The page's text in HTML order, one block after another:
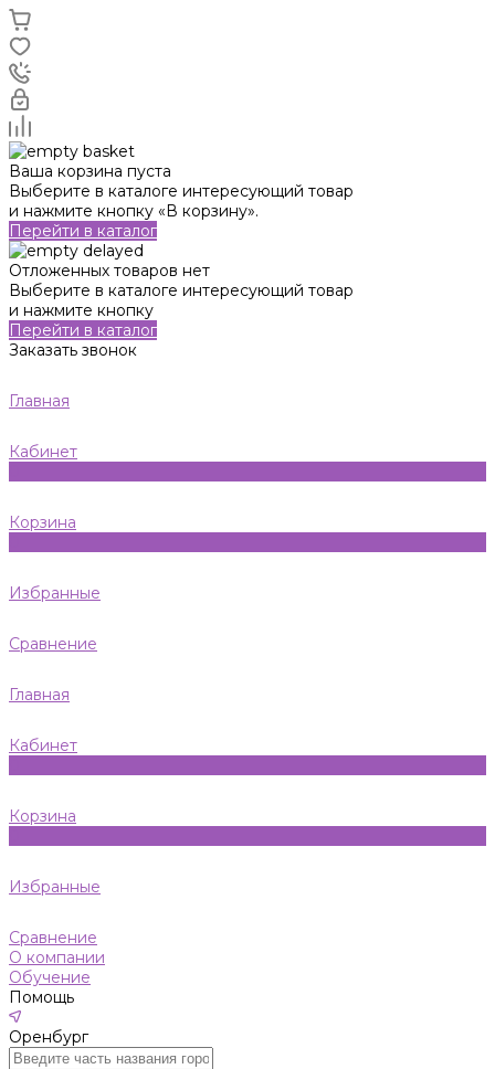
Ваша корзина пуста
Выберите в каталоге интересующий товар
и нажмите кнопку «В корзину».
Перейти в каталог
Отложенных товаров нет
Выберите в каталоге интересующий товар
и нажмите кнопку
Перейти в каталог
Заказать звонок
Главная
Кабинет
Корзина
Избранные
Сравнение
Главная
Кабинет
Корзина
Избранные
Сравнение
О компании
Обучение
Помощь
Оренбург